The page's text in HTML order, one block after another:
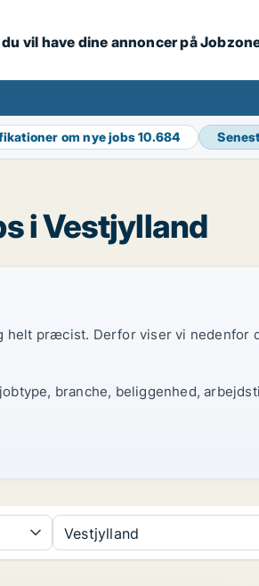
vil have dine annoncer på
om nye jobs10.684
i Vestjylland
præcist. Derfor viser vi nedenfor
branche, beliggenhed,
Vestjylland